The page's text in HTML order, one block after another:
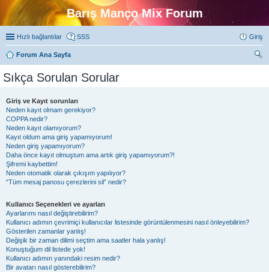
Barış Manço Mix Forum
Hızlı bağlantılar SSS Giriş
Forum Ana Sayfa
Sıkça Sorulan Sorular
Giriş ve Kayıt sorunları
Neden kayıt olmam gerekiyor?
COPPA nedir?
Neden kayıt olamıyorum?
Kayıt oldum ama giriş yapamıyorum!
Neden giriş yapamıyorum?
Daha önce kayıt olmuştum ama artık giriş yapamıyorum?!
Şifremi kaybettim!
Neden otomatik olarak çıkışım yapılıyor?
“Tüm mesaj panosu çerezlerini sil” nedir?
Kullanıcı Seçenekleri ve ayarları
Ayarlarımı nasıl değiştirebilirim?
Kullanıcı adımın çevrimiçi kullanıcılar listesinde görüntülenmesini nasıl önleyebilirim?
Gösterilen zamanlar yanlış!
Değişik bir zaman dilimi seçtim ama saatler hala yanlış!
Konuştuğum dil listede yok!
Kullanıcı adımın yanındaki resim nedir?
Bir avatarı nasıl gösterebilirim?